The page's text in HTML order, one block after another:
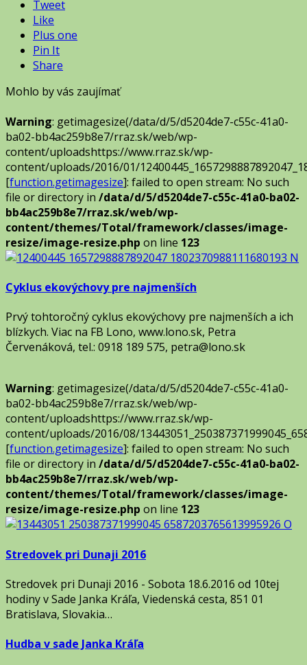
Tweet
Like
Plus one
Pin It
Share
Mohlo by vás zaujímať
Warning: getimagesize(/data/d/5/d5204de7-c55c-41a0-
ba02-bb4ac259b8e7/rraz.sk/web/wp-
content/uploadshttps://www.rraz.sk/wp-
content/uploads/2016/01/
[function.getimagesize]: failed to open stream: No such
file or directory in /data/d/5/d5204de7-c55c-41a0-ba02-
bb4ac259b8e7/rraz.sk/web/wp-
content/themes/Total/framework/classes/image-
resize/image-resize.php on line 123
Cyklus ekovýchovy pre najmenších
Prvý tohtoročný cyklus ekovýchovy pre najmenších a ich
blízkych. Viac na FB Lono, www.lono.sk, Petra
Červenáková, tel.: 0918 189 575, petra@lono.sk
Warning: getimagesize(/data/d/5/d5204de7-c55c-41a0-
ba02-bb4ac259b8e7/rraz.sk/web/wp-
content/uploadshttps://www.rraz.sk/wp-
content/uploads/2016/08/
[function.getimagesize]: failed to open stream: No such
file or directory in /data/d/5/d5204de7-c55c-41a0-ba02-
bb4ac259b8e7/rraz.sk/web/wp-
content/themes/Total/framework/classes/image-
resize/image-resize.php on line 123
Stredovek pri Dunaji 2016
Stredovek pri Dunaji 2016 - Sobota 18.6.2016 od 10tej
hodiny v Sade Janka Kráľa, Viedenská cesta, 851 01
Bratislava, Slovakia…
Hudba v sade Janka Kráľa